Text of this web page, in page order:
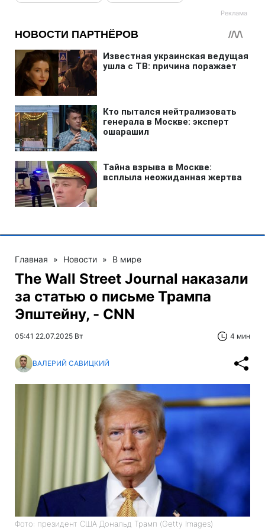
Главная » Новости » В мире
The Wall Street Journal наказали
за статью о письме Трампа
Эпштейну, - CNN
05:41 22.07.2025 Вт 4 мин
ВАЛЕРИЙ САВИЦКИЙ
Фото: президент США Дональд Трамп (Getty Images)